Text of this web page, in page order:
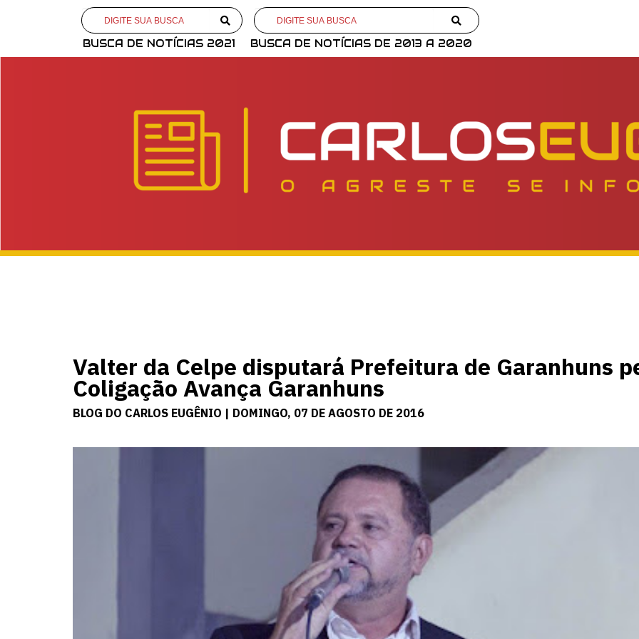
BUSCA DE NOTÍCIAS 2021 BUSCA DE NOTÍCIAS DE 2013 A 2020
Valter da Celpe disputará Prefeitura de Garanhuns
Coligação Avança Garanhuns
BLOG DO CARLOS EUGÊNIO | DOMINGO, 07 DE AGOSTO DE 2016